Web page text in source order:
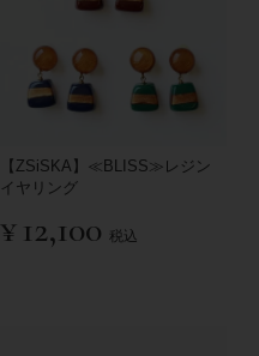
【ZSiSKA】≪BLISS≫レジン
イヤリング
¥ 12,100 税込